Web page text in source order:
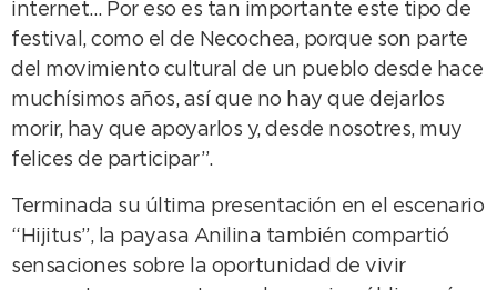
internet… Por eso es tan importante este tipo de
festival, como el de Necochea, porque son parte
del movimiento cultural de un pueblo desde hace
muchísimos años, así que no hay que dejarlos
morir, hay que apoyarlos y, desde nosotres, muy
felices de participar”.
Terminada su última presentación en el escenario
“Hijitus”, la payasa Anilina también compartió
sensaciones sobre la oportunidad de vivir